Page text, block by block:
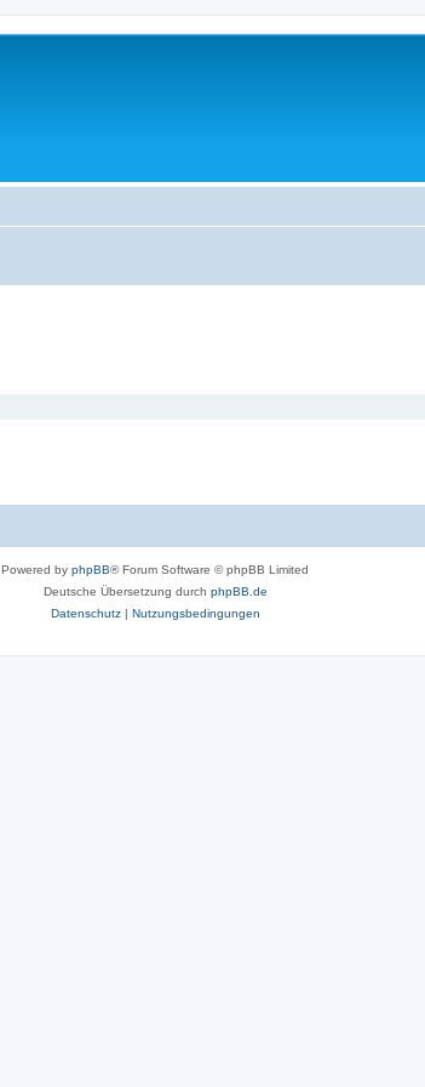
Powered by phpBB® Forum Software © phpBB Limited
Deutsche Übersetzung durch phpBB.de
Datenschutz| Nutzungsbedingungen